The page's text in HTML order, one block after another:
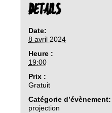
DETAILS
Date:
8 avril 2024
Heure :
19:00
Prix :
Gratuit
Catégorie d’évènement:
projection